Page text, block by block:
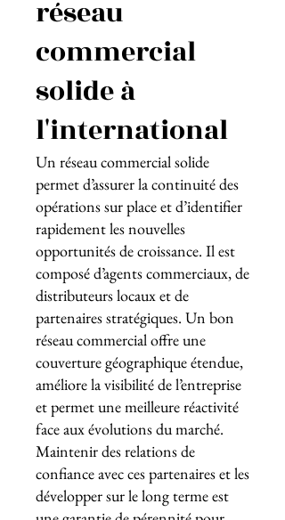
réseau
commercial
solide à
l'international
Un réseau commercial solide
permet d’assurer la continuité des
opérations sur place et d’identifier
rapidement les nouvelles
opportunités de croissance. Il est
composé d’agents commerciaux, de
distributeurs locaux et de
partenaires stratégiques. Un bon
réseau commercial offre une
couverture géographique étendue,
améliore la visibilité de l’entreprise
et permet une meilleure réactivité
face aux évolutions du marché.
Maintenir des relations de
confiance avec ces partenaires et les
développer sur le long terme est